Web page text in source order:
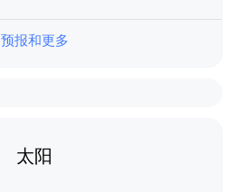
预报和更多
太阳